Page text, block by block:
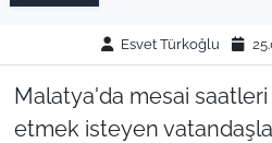
Esvet Türkoğlu
Malatya'da mesai saatleri
etmek isteyen